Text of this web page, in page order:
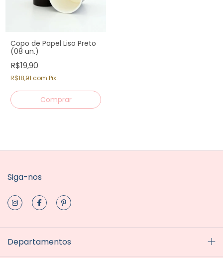
Copo de Papel Liso Preto
(08 un.)
R$19,90
R$18,91 com Pix
Siga-nos
Departamentos